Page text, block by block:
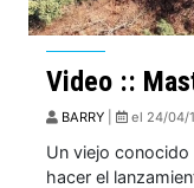
Video ::
BARRY el 24/04/
Un viejo
hacer el